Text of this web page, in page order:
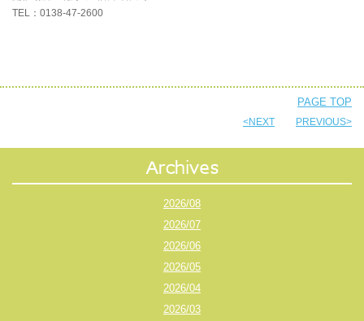
TEL ：0138-47-2600
PAGE TOP
<NEXT PREVIOUS>
2026/08
2026/07
2026/06
2026/05
2026/04
2026/03